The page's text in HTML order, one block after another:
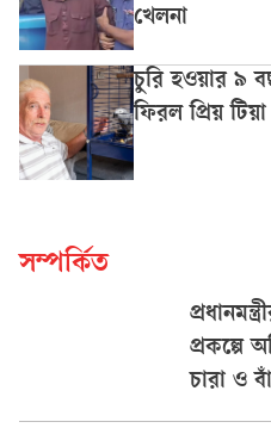
খেলনা
চুরি হওয়ার ৯
ফিরল প্রিয়
সম্পর্কিত
প্রকল্পে
চারা ও